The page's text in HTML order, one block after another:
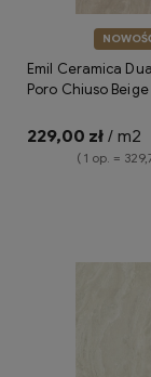
Emil Ceramica
Poro Chiuso
imitujące trawertyn
229,00 zł / m2
( 1 op. =